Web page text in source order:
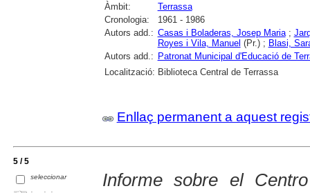
Àmbit:
Terrassa
Cronologia:
1961 - 1986
Autors add.: Casas i Boladeras, Josep Maria;
Royes i Vila, Manuel (Pr.) ; Blasi,
Autors add.: Patronat Municipal d'Educació de
Localització: Biblioteca Central de Terrassa
Enllaç permanent a aquest
5 / 5
seleccionar
Informe sobre el